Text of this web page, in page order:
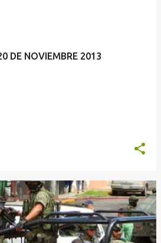
DE NOVIEMBRE 2013